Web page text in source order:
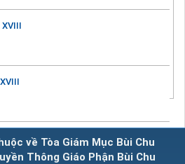
về Tòa Giám Mục Bùi Chu
Thông Giáo Phận Bùi Chu